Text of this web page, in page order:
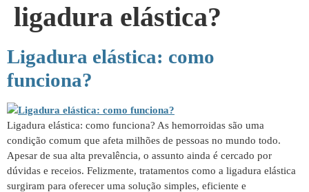
ligadura elástica?
Ligadura elástica: como
funciona?
Ligadura elástica: como funciona? As hemorroidas são uma
condição comum que afeta milhões de pessoas no mundo todo.
Apesar de sua alta prevalência, o assunto ainda é cercado por
dúvidas e receios. Felizmente, tratamentos como a ligadura elástica
surgiram para oferecer uma solução simples, eficiente e